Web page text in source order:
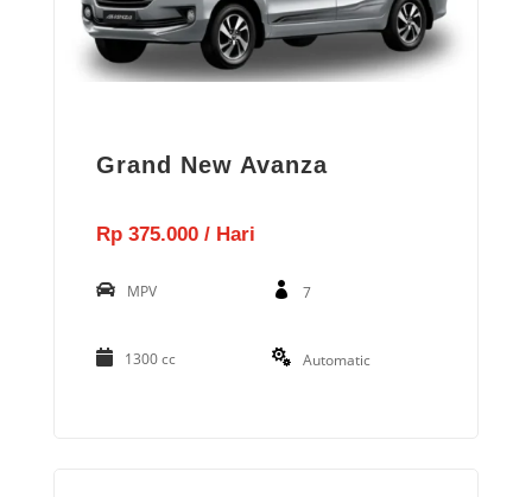
Grand New Avanza
Rp 375.000 / Hari
MPV 7
1300 cc Automatic